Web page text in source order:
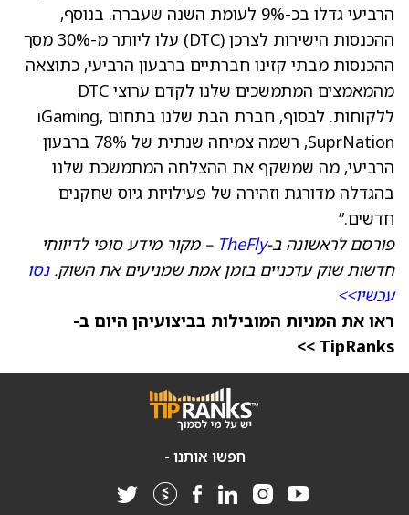
הרביעי גדלו בכ-9% לעומת השנה שעברה. בנוסף,
ההכנסות הישירות לצרכן (DTC) עלו ליותר מ-30% מסך
ההכנסות מבתי קזינו חברתיים ברבעון הרביעי, כתוצאה
מהמאמצים המתמשכים שלנו לקדם ערוצי DTC
ללקוחות. לבסוף, חברת הבת שלנו בתחום iGaming,
SuprNation, רשמה צמיחה שנתית של 78% ברבעון
הרביעי, מה שמשקף את ההצלחה המתמשכת שלנו
בהגדלה מדורגת וזהירה של פעילויות גיוס שחקנים
חדשים.”
פורסם לראשונה ב-TheFly – מקור מידע סופי לדיווחי
חדשות שוק עדכניים בזמן אמת שמניעים את השוק.נסו
עכשיו>>
ראו את המניות המובילות בביצועיהן היום ב-
TipRanks >>
חפשו אותנו -